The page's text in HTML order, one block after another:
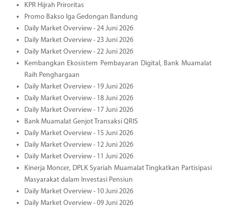
KPR Hijrah Priroritas
Promo Bakso Iga Gedongan Bandung
Daily Market Overview - 24 Juni 2026
Daily Market Overview - 23 Juni 2026
Daily Market Overview - 22 Juni 2026
Kembangkan Ekosistem Pembayaran Digital, Bank Muamalat
Raih Penghargaan
Daily Market Overview - 19 Juni 2026
Daily Market Overview - 18 Juni 2026
Daily Market Overview - 17 Juni 2026
Bank Muamalat Genjot Transaksi QRIS
Daily Market Overview - 15 Juni 2026
Daily Market Overview - 12 Juni 2026
Daily Market Overview - 11 Juni 2026
Kinerja Moncer, DPLK Syariah Muamalat Tingkatkan Partisipasi
Masyarakat dalam Investasi Pensiun
Daily Market Overview - 10 Juni 2026
Daily Market Overview - 09 Juni 2026